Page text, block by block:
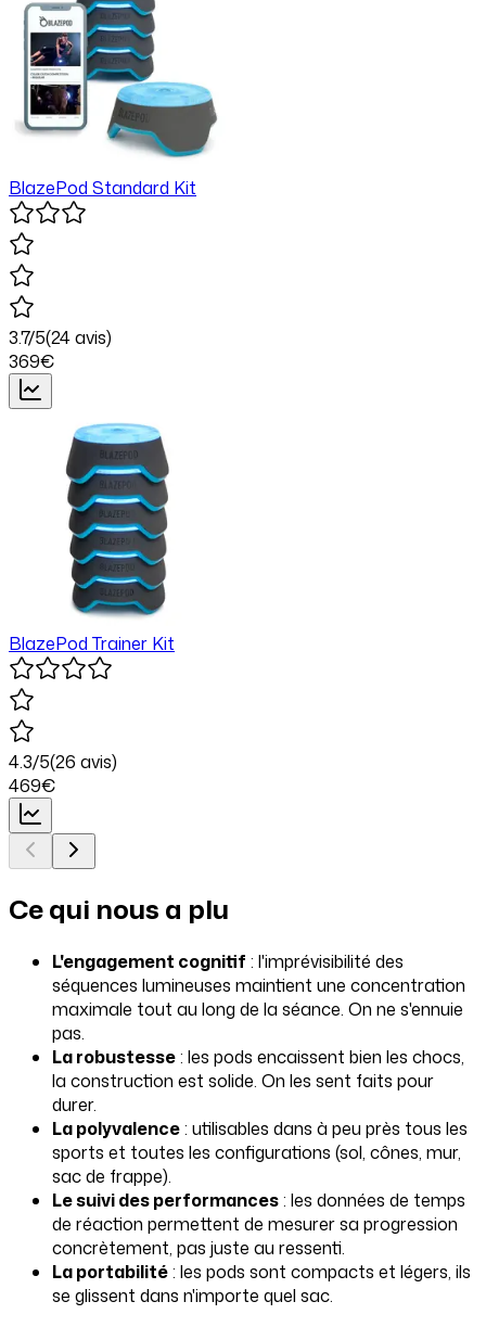
BlazePod Standard Kit
3.7/5(24avis)
369€
BlazePod Trainer Kit
4.3/5(26 avis)
469€
Ce qui nous a plu
L'engagement cognitif : l'imprévisibilité des
séquences lumineuses maintient une concentration
maximale tout au long de la séance. On ne s'ennuie
pas.
La robustesse: les pods encaissent bien les chocs,
la construction est solide. On les sent faits pour
durer.
La polyvalence: utilisables dans à peu près tous les
sports et toutes les configurations (sol, cônes, mur,
sac de frappe).
Le suivi des performances: les données de temps
de réaction permettent de mesurer sa progression
concrètement, pas juste au ressenti.
La portabilité: les pods sont compacts et légers, ils
se glissent dans n'importe quel sac.